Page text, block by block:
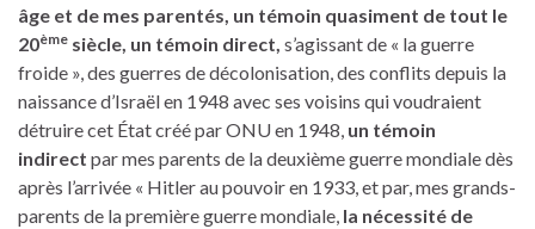
âge et de mes parentés, un témoin quasiment de tout le
20ème siècle, un témoin direct, s’agissant de « la guerre
froide », des guerres de décolonisation, des conflits depuis la
naissance d’Israël en 1948 avec ses voisins qui voudraient
détruire cet État créé par ONU en 1948, un témoin
indirect par mes parents de la deuxième guerre mondiale dès
après l’arrivée « Hitler au pouvoir en 1933, et par, mes grands-
parents de la première guerre mondiale, la nécessité de